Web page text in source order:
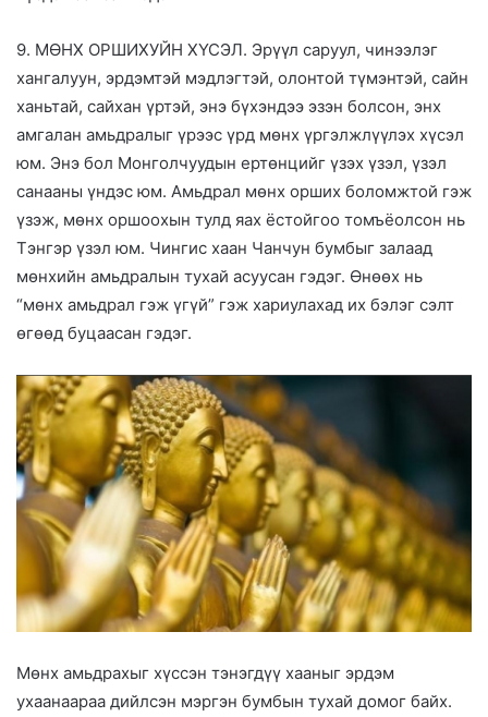
9. МӨНХ ОРШИХУЙН ХҮСЭЛ. Эрүүл саруул, чинээлэг
хангалуун, эрдэмтэй мэдлэгтэй, олонтой түмэнтэй, сайн
ханьтай, сайхан үртэй, энэ бүхэндээ эзэн болсон, энх
амгалан амьдралыг үрээс үрд мөнх үргэлжлүүлэх хүсэл
юм. Энэ бол Монголчуудын ертөнцийг үзэх үзэл, үзэл
санааны үндэс юм. Амьдрал мөнх орших боломжтой гэж
үзэж, мөнх оршоохын тулд яах ёстойгоо томъёолсон нь
Тэнгэр үзэл юм. Чингис хаан Чанчун бумбыг залаад
мөнхийн амьдралын тухай асуусан гэдэг. Өнөөх нь
“мөнх амьдрал гэж үгүй” гэж хариулахад их бэлэг сэлт
өгөөд буцаасан гэдэг.
Мөнх амьдрахыг хүссэн тэнэгдүү хааныг эрдэм
ухаанаараа дийлсэн мэргэн бумбын тухай домог байх.